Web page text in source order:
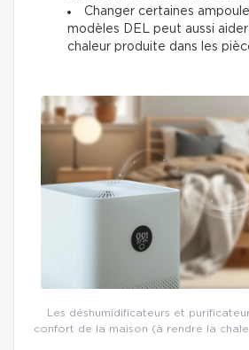
Changer certaines
modèles DEL peut aussi
chaleur produite dans les
Les déshumidificateurs et
confort de la maison (à rendre la